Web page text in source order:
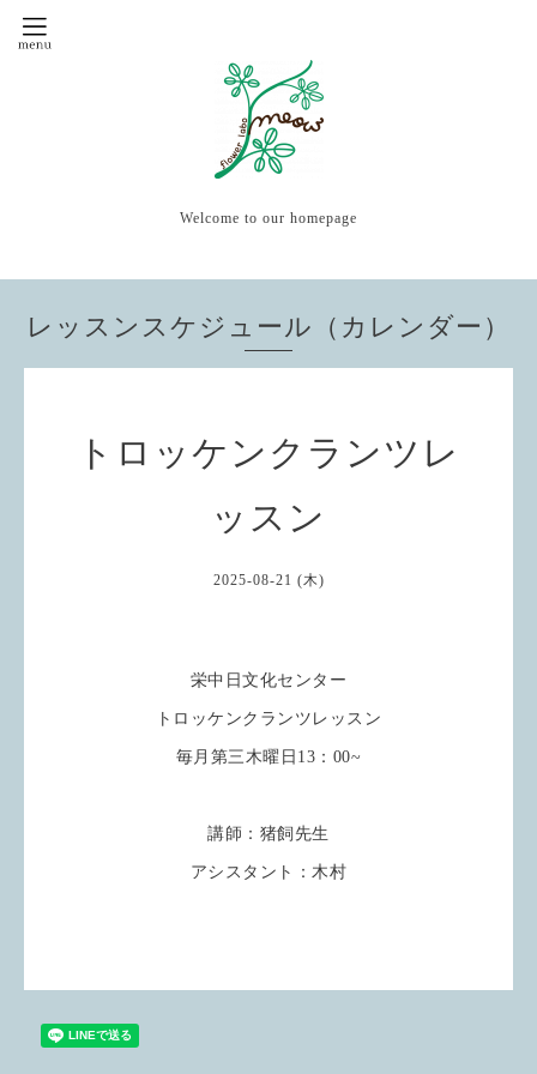
Welcome to our homepage
レッスンスケジュール（カレンダー）
トロッケンクランツレ
ッスン
2025-08-21 (木)
栄中日文化センター
トロッケンクランツレッスン
毎月第三木曜日13：00~
講師：猪飼先生
アシスタント：木村